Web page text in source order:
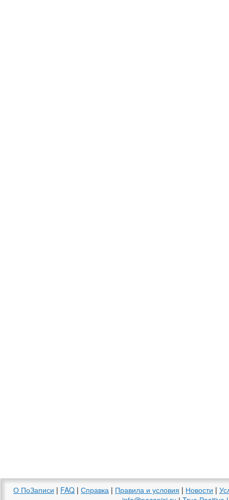
О ПоЗаписи | FAQ | Справка | Правила и условия | Новости |